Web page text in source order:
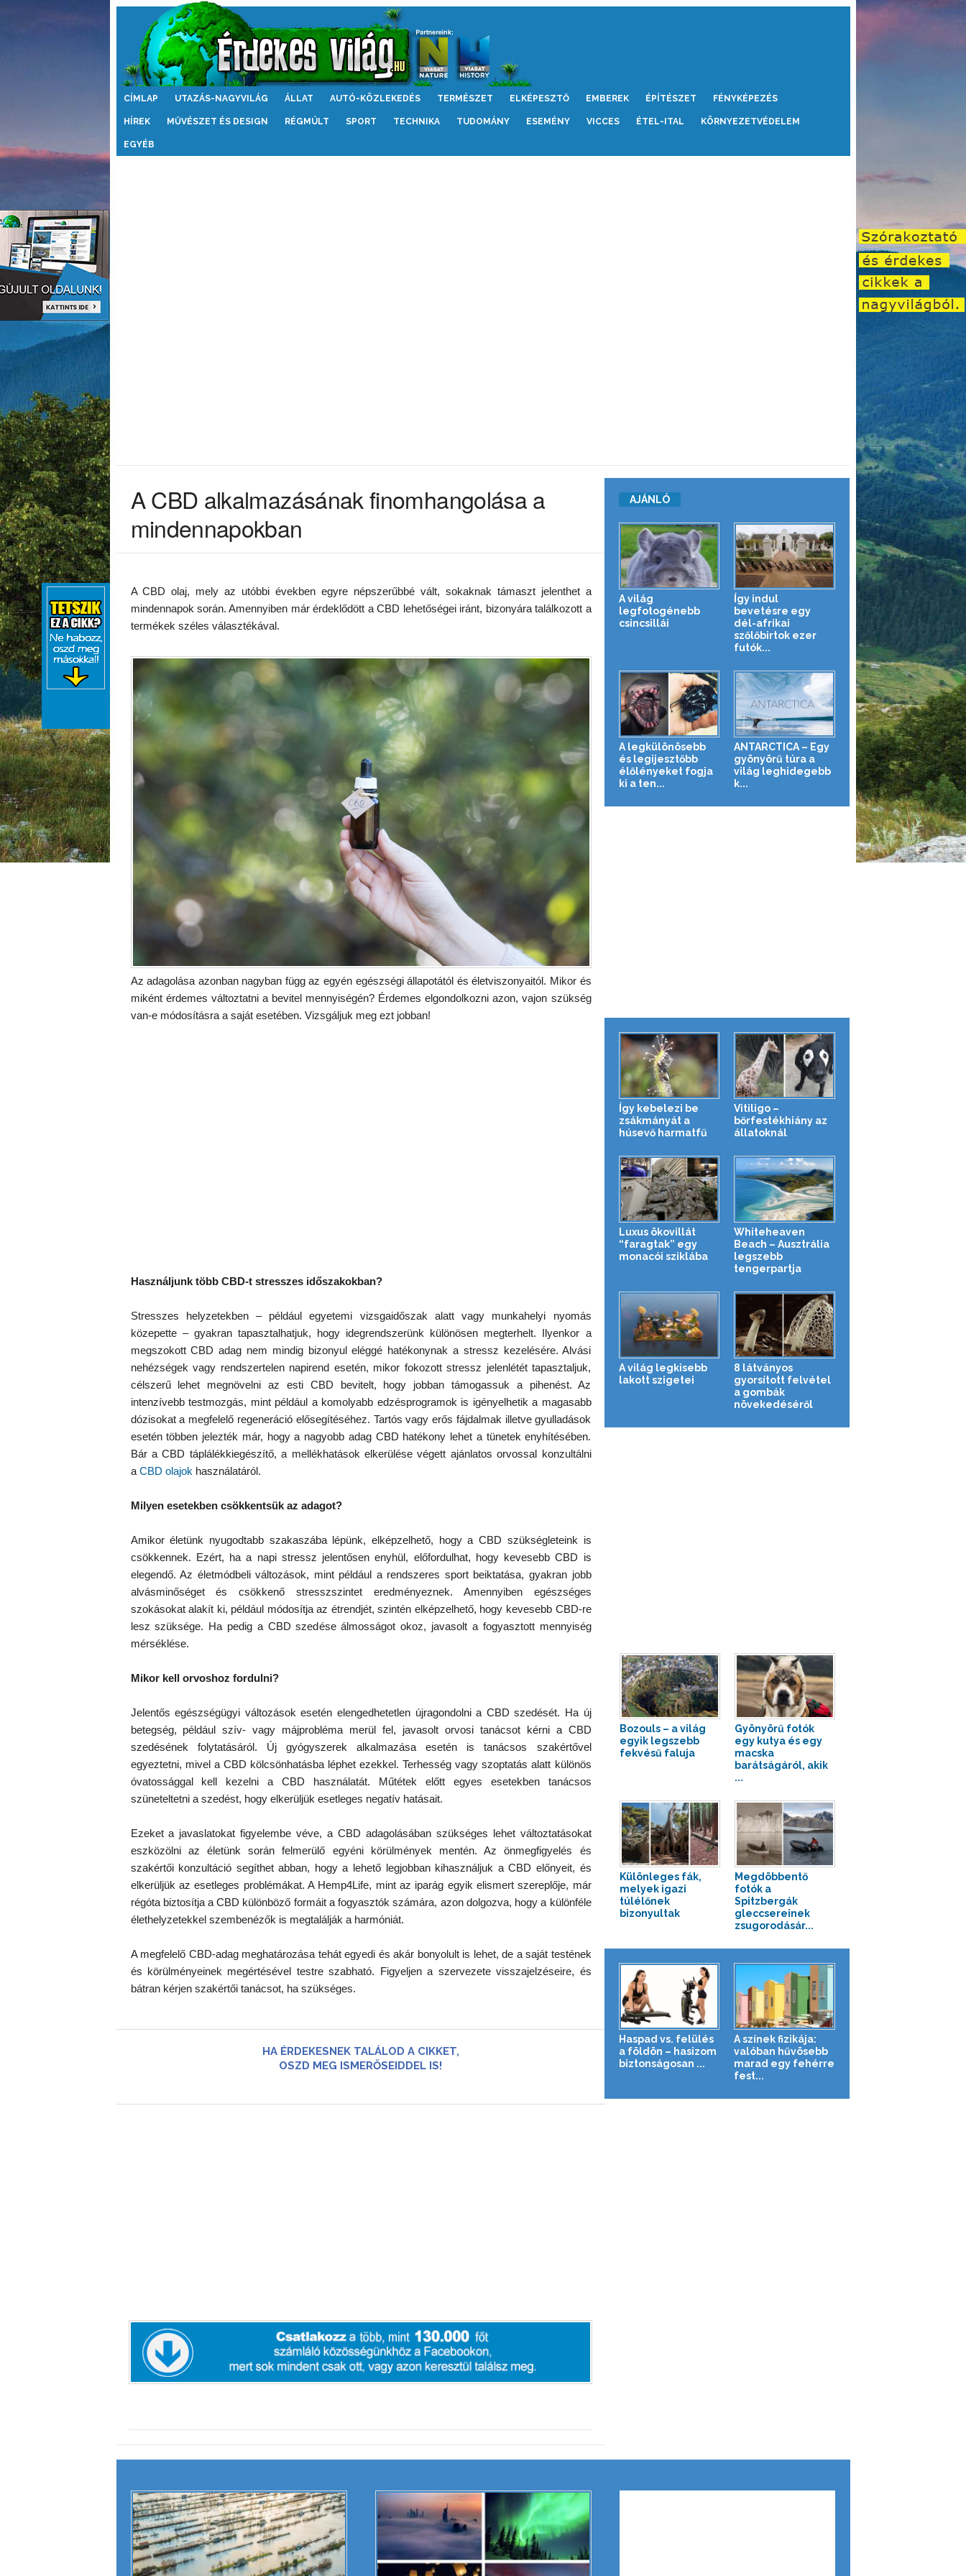
Érdekes
CÍMLAP UTAZÁS-NAGYVILÁG ÁLLAT AUTÓ-KÖZLEKEDÉS TERMÉSZET ELKÉPESZTŐ EMBEREK ÉPÍTÉSZET FÉNYKÉPEZÉS
HÍREK MŰVÉSZET ÉS DESIGN RÉGMÚLT SPORT TECHNIKA TUDOMÁNY ESEMÉNY VICCES ÉTEL-ITAL KÖRNYEZETVÉDELEM
EGYÉB
A CBD alkalmazásának finomhangolása a
mindennapokban
A CBD olaj, mely az utóbbi években egyre népszerűbbé vált, sokaknak támaszt jelenthet a
mindennapok során. Amennyiben már érdeklődött a CBD lehetőségei iránt, bizonyára találkozott a
termékek széles választékával.
Az adagolása azonban nagyban függ az egyén egészségi állapotától és életviszonyaitól. Mikor és
miként érdemes változtatni a bevitel mennyiségén? Érdemes elgondolkozni azon, vajon szükség
van-e módosításra a saját esetében. Vizsgáljuk meg ezt jobban!
Használjunk több CBD-t stresszes időszakokban?
Stresszes helyzetekben – például egyetemi vizsgaidőszak alatt vagy munkahelyi nyomás
közepette – gyakran tapasztalhatjuk, hogy idegrendszerünk különösen megterhelt. Ilyenkor a
megszokott CBD adag nem mindig bizonyul eléggé hatékonynak a stressz kezelésére. Alvási
nehézségek vagy rendszertelen napirend esetén, mikor fokozott stressz jelenlétét tapasztaljuk,
célszerű lehet megnövelni az esti CBD bevitelt, hogy jobban támogassuk a pihenést. Az
intenzívebb testmozgás, mint például a komolyabb edzésprogramok is igényelhetik a magasabb
dózisokat a megfelelő regeneráció elősegítéséhez. Tartós vagy erős fájdalmak illetve gyulladások
esetén többen jelezték már, hogy a nagyobb adag CBD hatékony lehet a tünetek enyhítésében.
Bár a CBD táplálékkiegészítő, a mellékhatások elkerülése végett ajánlatos orvossal konzultálni
a CBD olajok használatáról.
Milyen esetekben csökkentsük az adagot?
Amikor életünk nyugodtabb szakaszába lépünk, elképzelhető, hogy a CBD szükségleteink is
csökkennek. Ezért, ha a napi stressz jelentősen enyhül, előfordulhat, hogy kevesebb CBD is
elegendő. Az életmódbeli változások, mint például a rendszeres sport beiktatása, gyakran jobb
alvásminőséget és csökkenő stresszszintet eredményeznek. Amennyiben egészséges
szokásokat alakít ki, például módosítja az étrendjét, szintén elképzelhető, hogy kevesebb CBD-re
lesz szüksége. Ha pedig a CBD szedése álmosságot okoz, javasolt a fogyasztott mennyiség
mérséklése.
Mikor kell orvoshoz fordulni?
Jelentős egészségügyi változások esetén elengedhetetlen újragondolni a CBD szedését. Ha új
betegség, például szív- vagy májprobléma merül fel, javasolt orvosi tanácsot kérni a CBD
szedésének folytatásáról. Új gyógyszerek alkalmazása esetén is tanácsos szakértővel
egyeztetni, mivel a CBD kölcsönhatásba léphet ezekkel. Terhesség vagy szoptatás alatt különös
óvatossággal kell kezelni a CBD használatát. Műtétek előtt egyes esetekben tanácsos
szüneteltetni a szedést, hogy elkerüljük esetleges negatív hatásait.
Ezeket a javaslatokat figyelembe véve, a CBD adagolásában szükséges lehet változtatásokat
eszközölni az életünk során felmerülő egyéni körülmények mentén. Az önmegfigyelés és
szakértői konzultáció segíthet abban, hogy a lehető legjobban kihasználjuk a CBD előnyeit, és
elkerüljük az esetleges problémákat. A Hemp4Life, mint az iparág egyik elismert szereplője, már
régóta biztosítja a CBD különböző formáit a fogyasztók számára, azon dolgozva, hogy a különféle
élethelyzetekkel szembenézők is megtalálják a harmóniát.
A megfelelő CBD-adag meghatározása tehát egyedi és akár bonyolult is lehet, de a saját testének
és körülményeinek megértésével testre szabható. Figyeljen a szervezete visszajelzéseire, és
bátran kérjen szakértői tanácsot, ha szükséges.
HA ÉRDEKESNEK TALÁLOD A CIKKET,
OSZD MEG ISMERŐSEIDDEL IS!
AJÁNLÓ
A világ
legfotogénebb
csincsillái
Így indul
bevetésre egy
dél-afrikai
szőlőbirtok ezer
futók...
A legkülönösebb
és legijesztőbb
élőlényeket fogja
ki a ten...
ANTARCTICA – Egy
gyönyörű túra a
világ leghidegebb
k...
Így kebelezi be
zsákmányát a
húsevő harmatfű
Vitiligo –
bőrfestékhiány az
állatoknál
Luxus ökovillát
“faragtak” egy
monacói sziklába
Whiteheaven
Beach – Ausztrália
legszebb
tengerpartja
A világ legkisebb
lakott szigetei
8 látványos
gyorsított felvétel
a gombák
növekedéséről
Bozouls – a világ
egyik legszebb
fekvésű faluja
Gyönyörű fotók
egy kutya és egy
macska
barátságáról, akik
...
Különleges fák,
melyek igazi
túlélőnek
bizonyultak
Megdöbbentő
fotók a
Spitzbergák
gleccsereinek
zsugorodásár...
Haspad vs. felülés
a földön – hasizom
biztonságosan ...
A színek fizikája:
valóban hűvösebb
marad egy fehérre
fest...